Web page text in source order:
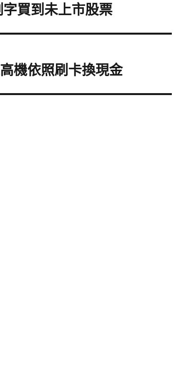
買到未上市股票
機依照刷卡換現金